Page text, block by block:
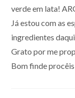
verde em lata!
Já estou com as
ingredientes
Grato por me
Bom finde